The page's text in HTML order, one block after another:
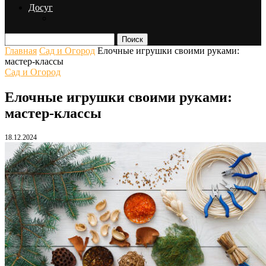
Досуг
Поиск
Главная Сад и Огород Елочные игрушки своими руками:
мастер-классы
Сад и Огород
Елочные игрушки своими руками:
мастер-классы
18.12.2024